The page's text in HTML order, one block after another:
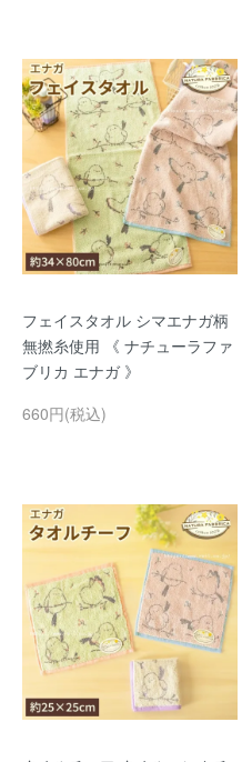
フェイスタオル シマエナガ柄
無撚糸使用 《 ナチューラファ
ブリカ エナガ 》
660円(税込)